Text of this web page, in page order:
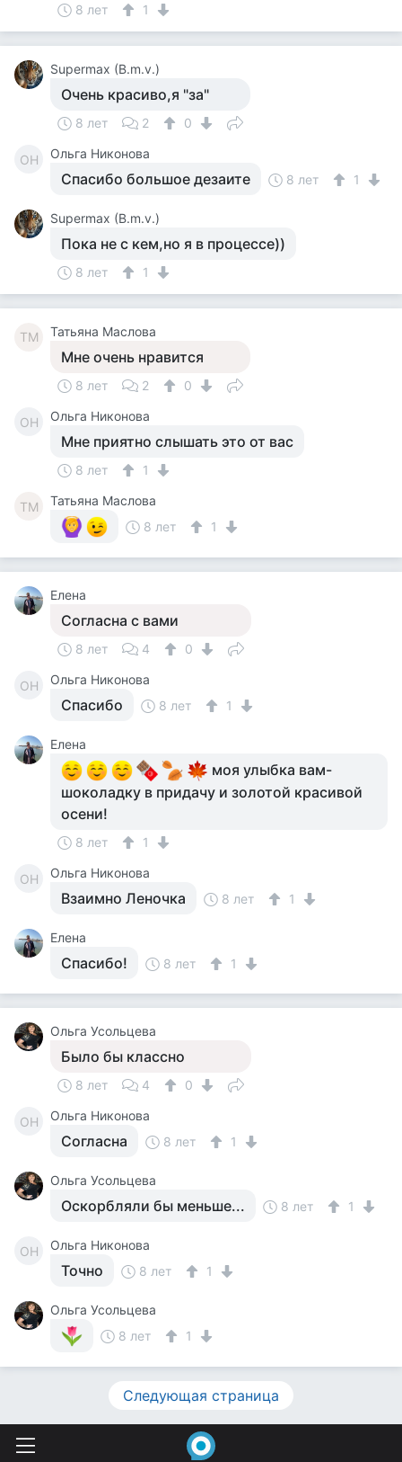
8 лет 1
Supermax (B.m.v.)
Очень красиво,я "за"
8 лет 2 0
ОН Ольга Никонова
Спасибо большое дезаите 8 лет 1
Supermax (B.m.v.)
Пока не с кем,но я в процессе))
8 лет 1
ТМ Татьяна Маслова
Мне очень нравится
8 лет 2 0
ОН Ольга Никонова
Мне приятно слышать это от вас
8 лет 1
ТМ
Татьяна Маслова
8 лет
1
Елена
Согласна с вами
8 лет 4 0
ОН Ольга Никонова
Спасибо 8 лет 1
Елена
моя улыбка вам-
шоколадку в придачу и золотой красивой
осени!
8 лет 1
ОН Ольга Никонова
Взаимно Леночка 8 лет 1
Елена
Спасибо! 8 лет 1
Ольга Усольцева
Было бы классно
8 лет 4 0
ОН Ольга Никонова
Согласна 8 лет 1
Ольга Усольцева
Оскорбляли бы меньше... 8 лет 1
ОН Ольга Никонова
Точно 8 лет 1
Ольга Усольцева
8 лет
1
Следующая страница